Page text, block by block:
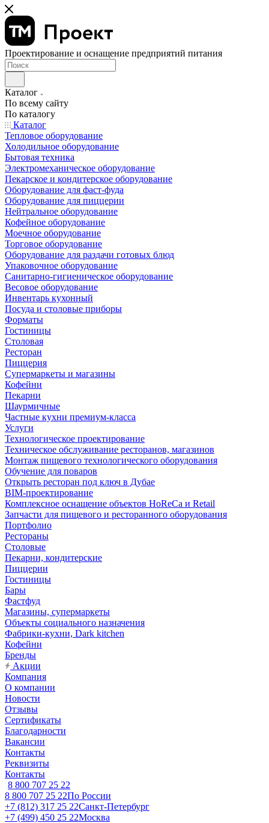
Проектирование и оснащение предприятий питания
Каталог
По всему сайту
По каталогу
Каталог
Тепловое оборудование
Холодильное оборудование
Бытовая техника
Электромеханическое оборудование
Пекарское и кондитерское оборудование
Оборудование для фаст-фуда
Оборудование для пиццерии
Нейтральное оборудование
Кофейное оборудование
Моечное оборудование
Торговое оборудование
Оборудование для раздачи готовых блюд
Упаковочное оборудование
Санитарно-гигиеническое оборудование
Весовое оборудование
Инвентарь кухонный
Посуда и столовые приборы
Форматы
Гостиницы
Столовая
Ресторан
Пиццерия
Супермаркеты и магазины
Кофейни
Пекарни
Шаурмичные
Частные кухни премиум-класса
Услуги
Технологическое проектирование
Техническое обслуживание ресторанов, магазинов
Монтаж пищевого технологического оборудования
Обучение для поваров
Открыть ресторан под ключ в Дубае
BIM-проектирование
Комплексное оснащение объектов HoReCa и Retail
Запчасти для пищевого и ресторанного оборудования
Портфолио
Рестораны
Столовые
Пекарни, кондитерские
Пиццерии
Гостиницы
Бары
Фастфуд
Магазины, супермаркеты
Объекты социального назначения
Фабрики-кухни, Dark kitchen
Кофейни
Бренды
Акции
Компания
О компании
Новости
Отзывы
Сертификаты
Благодарности
Вакансии
Контакты
Реквизиты
Контакты
8 800 707 25 22
8 800 707 25 22По России
+7 (812) 317 25 22Санкт-Петербург
+7 (499) 450 25 22Москва